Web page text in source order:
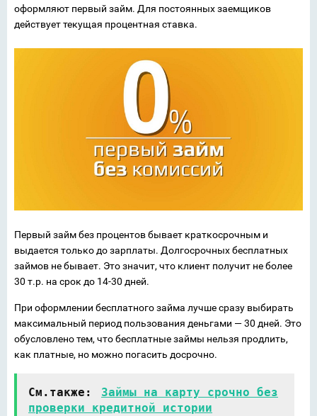
оформляют первый займ. Для постоянных заемщиков
действует текущая процентная ставка.
Первый займ без процентов бывает краткосрочным и
выдается только до зарплаты. Долгосрочных бесплатных
займов не бывает. Это значит, что клиент получит не более
30 т.р. на срок до 14-30 дней.
При оформлении бесплатного займа лучше сразу выбирать
максимальный период пользования деньгами — 30 дней. Это
обусловлено тем, что бесплатные займы нельзя продлить,
как платные, но можно погасить досрочно.
См.также:
Займы на карту срочно без
проверки кредитной истории